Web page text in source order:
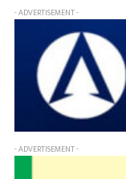
- ADVERTISEMENT -
- ADVERTISEMENT -